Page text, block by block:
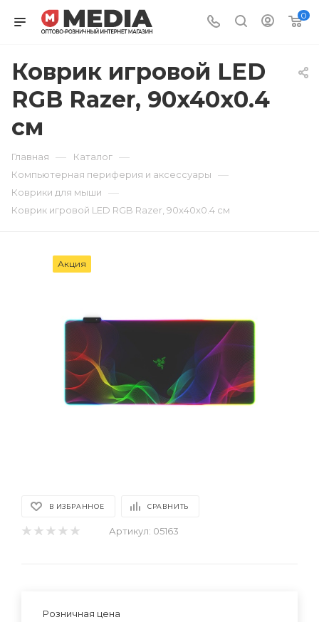
0
Коврик игровой LED
RGB Razer, 90x40x0.4
см
Главная — Каталог —
Компьютерная периферия и аксессуары —
Коврики для мыши —
Коврик игровой LED RGB Razer, 90x40x0.4 см
Акция
В ИЗБРАННОЕ СРАВНИТЬ
Артикул: 05163
Розничная цена